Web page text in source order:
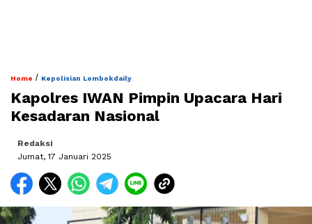
Home / Kepolisian Lombokdaily
Kapolres IWAN Pimpin Upacara Hari
Kesadaran Nasional
Redaksi
Jumat, 17 Januari 2025